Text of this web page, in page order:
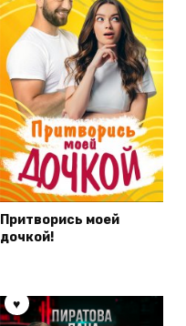
Притворись моей
дочкой!